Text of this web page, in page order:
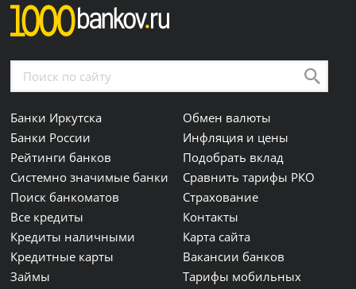
Банки Иркутска
Банки России
Рейтинги банков
Системно значимые банки
Поиск банкоматов
Все кредиты
Кредиты наличными
Кредитные карты
Займы
Обмен валюты
Инфляция и цены
Подобрать вклад
Сравнить тарифы РКО
Страхование
Контакты
Карта сайта
Вакансии банков
Тарифы мобильных